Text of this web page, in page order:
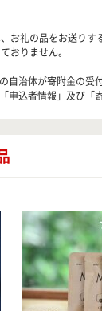
お礼の品をお送りす
おりません。
治体が寄附金の受
込者情報」及び「